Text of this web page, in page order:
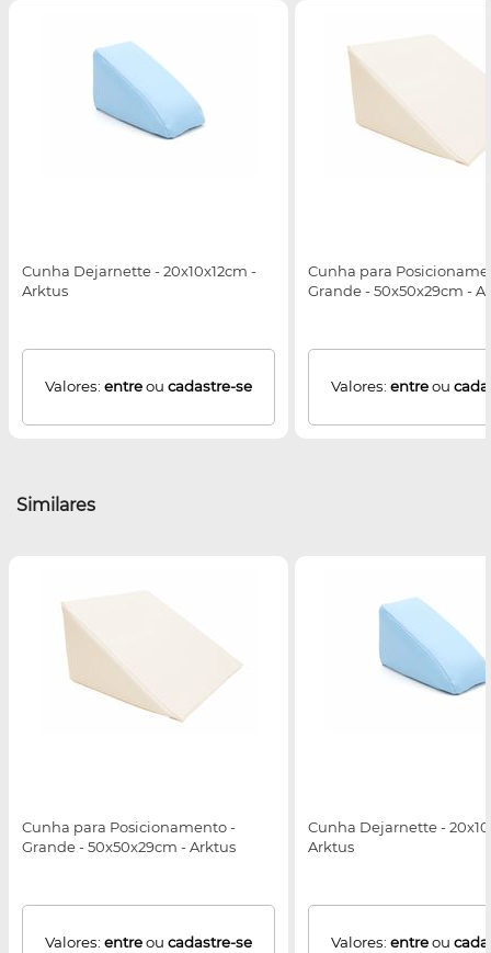
Cunha Dejarnette - 20x10x12cm -
Arktus
Valores: entreou cadastre-se
Cunha para
Grande - 50x50x29cm -
Valores: entreou
Similares
Cunha para Posicionamento -
Grande - 50x50x29cm - Arktus
Valores: entreou cadastre-se
Cunha Dejarnette -
Arktus
Valores: entreou